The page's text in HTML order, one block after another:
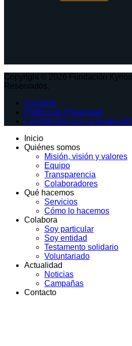
Copyright © 2026 Fundación
Reservados.
Contacto
Política de Privacidad
Compromiso con la
Inicio
Quiénes somos
Misión, visión y valores
Equipo
Transparencia
Colaboradores
Qué hacemos
Servicios
Cómo lo hacemos
Colabora
Soy particular
Soy entidad
Testamento solidario
Voluntariado
Actualidad
Noticias
Campañas
Contacto